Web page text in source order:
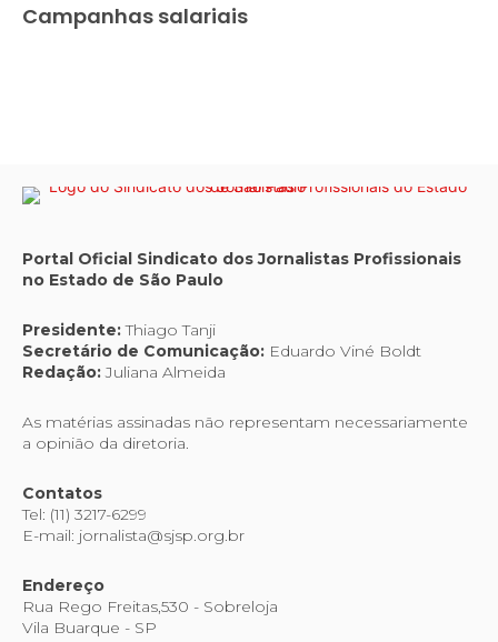
Campanhas salariais
Portal Oficial Sindicato dos Jornalistas Profissionais
no Estado de São Paulo
Presidente:Thiago Tanji
Secretário de Comunicação: Eduardo Viné Boldt
Redação:Juliana Almeida
As matérias assinadas não representam necessariamente
a opinião da diretoria.
Contatos
Tel: (11) 3217-6299
E-mail: jornalista@sjsp.org.br
Endereço
Rua Rego Freitas,530 - Sobreloja
Vila Buarque - SP